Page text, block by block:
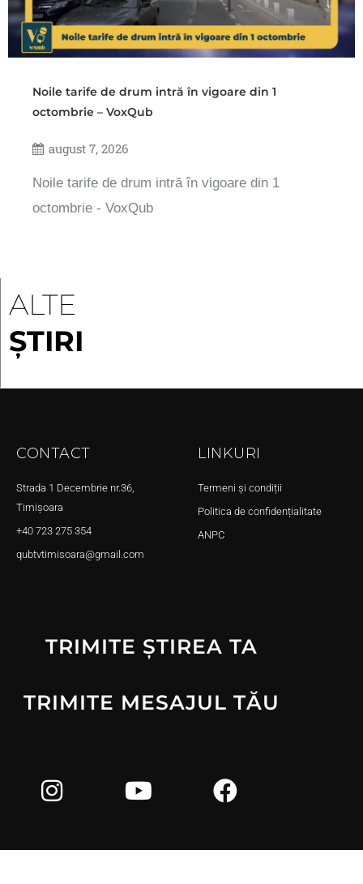
Noile tarife de drum intră în vigoare din 1
octombrie – VoxQub
august 7, 2026
Noile tarife de drum intră în vigoare din 1
octombrie - VoxQub
ALTE
ȘTIRI
CONTACT
Strada 1 Decembrie nr.36,
Timișoara
+40 723 275 354
qubtvtimisoara@gmail.com
LINKURI
Termeni și condiții
Politica de confidențialitate
ANPC
TRIMITE ȘTIREA TA
TRIMITE MESAJUL TĂU